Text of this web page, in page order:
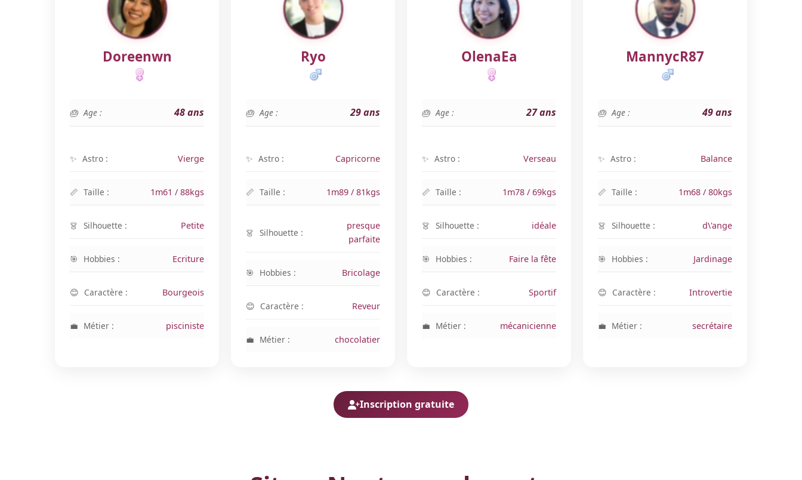
Doreenwn
Age : 48 ans
Astro : Vierge
Taille : 1m61 / 88kgs
Silhouette : Petite
Hobbies : Ecriture
Caractère : Bourgeois
Métier : pisciniste
Ryo
Age : 29 ans
Astro : Capricorne
Taille : 1m89 / 81kgs
Silhouette :
presque
parfaite
Hobbies : Bricolage
Caractère : Reveur
Métier : chocolatier
OlenaEa
Age : 27 ans
Astro : Verseau
Taille : 1m78 / 69kgs
Silhouette : idéale
Hobbies : Faire la fête
Caractère : Sportif
Métier : mécanicienne
MannycR87
Age : 49 ans
Astro : Balance
Taille : 1m68 / 80kgs
Silhouette : d\'ange
Hobbies : Jardinage
Caractère : Introvertie
Métier : secrétaire
Inscription gratuite